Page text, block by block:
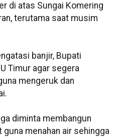
di atas Sungai Komering
terutama saat musim
banjir, Bupati
Timur agar segera
mengeruk dan
diminta membangun
menahan air sehingga